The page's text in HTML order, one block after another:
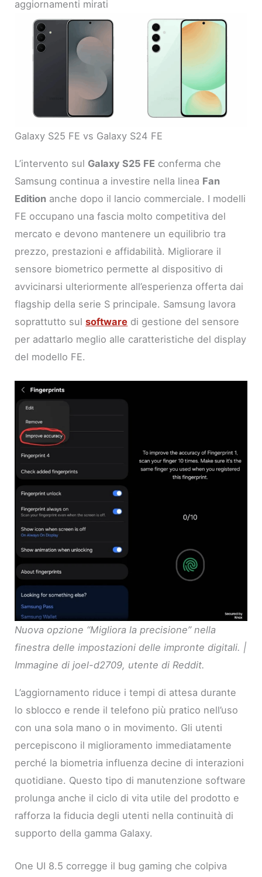
aggiornamenti mirati
Galaxy S25 FE vs Galaxy S24 FE
L’intervento sul Galaxy S25 FE conferma che
Samsung continua a investire nella linea Fan
Edition anche dopo il lancio commerciale. I modelli
FE occupano una fascia molto competitiva del
mercato e devono mantenere un equilibrio tra
prezzo, prestazioni e affidabilità. Migliorare il
sensore biometrico permette al dispositivo di
avvicinarsi ulteriormente all’esperienza offerta dai
flagship della serie S principale. Samsung lavora
soprattutto sulsoftware di gestione del sensore
per adattarlo meglio alle caratteristiche del display
del modello FE.
Nuova opzione “Migliora la precisione” nella
finestra delle impostazioni delle impronte digitali. |
Immagine di joel-d2709, utente di Reddit.
L’aggiornamento riduce i tempi di attesa durante
lo sblocco e rende il telefono più pratico nell’uso
con una sola mano o in movimento. Gli utenti
percepiscono il miglioramento immediatamente
perché la biometria influenza decine di interazioni
quotidiane. Questo tipo di manutenzione software
prolunga anche il ciclo di vita utile del prodotto e
rafforza la fiducia degli utenti nella continuità di
supporto della gamma Galaxy.
One UI 8.5 corregge il bug gaming che colpiva